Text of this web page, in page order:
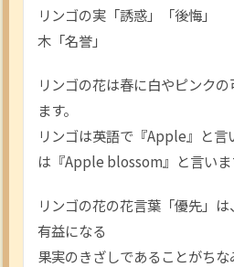
リンゴの実「誘惑」「後悔」
木「名誉」
リンゴの花は春に白やピンク
ます。
リンゴは英語で『Apple』と言
は『Apple blossom』と言いま
リンゴの花の花言葉「優先」
有益になる
果実のきざしであることがちな